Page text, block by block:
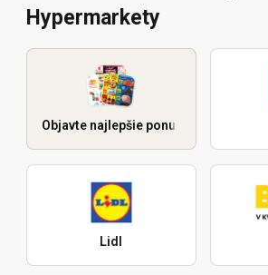
Hypermarkety
Objavte najlepšie ponuky
Lidl